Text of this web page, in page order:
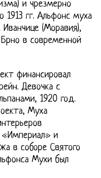
и чрезмерно
1913 гг. Альфонс муха
(Моравия),
в современной
финансировал
Девочка с
1920 год.
Муха
«Империал» и
в соборе Святого
Мухи был